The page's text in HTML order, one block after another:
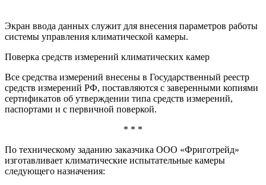
Экран ввода данных служит для внесения параметров работы
системы управления климатической камеры.
Поверка средств измерений климатических камер
Все средства измерений внесены в Государственный реестр
средств измерений РФ, поставляются с заверенными копиями
сертификатов об утверждении типа средств измерений,
паспортами и с первичной поверкой.
* * *
По техническому заданию заказчика ООО «Фриготрейд»
изготавливает климатические испытательные камеры
следующего назначения: